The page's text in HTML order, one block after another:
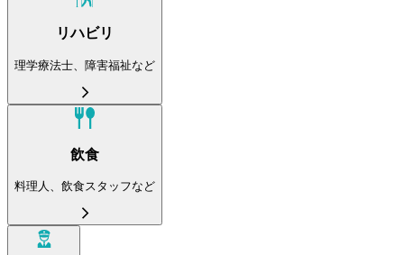
リハビリ
理学療法士、障害福祉など
飲食
料理人、飲食スタッフなど